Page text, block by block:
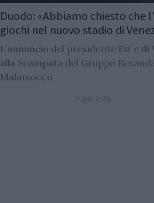
Duodo: «Abbiamo chiesto che
giochi nel nuovo stadio di
L’annuncio del presidente Fir e di
alla Scampata del Gruppo
Malamocco